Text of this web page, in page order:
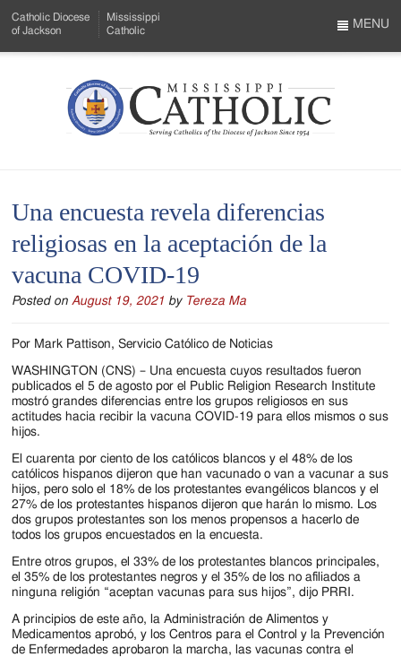
to
Menu
Content
Catholic Diocese
of Jackson
Mississippi
Catholic
Mississippi
Serving
Catholics
of
the
Diocese
of
Jackson
1954
MENU
Una encuesta revela diferencias
religiosas en la aceptación de la
vacuna COVID-19
Posted on August 19, 2021 by Tereza Ma
Por Mark Pattison, Servicio Católico de Noticias
WASHINGTON (CNS) – Una encuesta cuyos resultados fueron
publicados el 5 de agosto por el Public Religion Research Institute
mostró grandes diferencias entre los grupos religiosos en sus
actitudes hacia recibir la vacuna COVID-19 para ellos mismos o sus
hijos.
El cuarenta por ciento de los católicos blancos y el 48% de los
católicos hispanos dijeron que han vacunado o van a vacunar a sus
hijos, pero solo el 18% de los protestantes evangélicos blancos y el
27% de los protestantes hispanos dijeron que harán lo mismo. Los
dos grupos protestantes son los menos propensos a hacerlo de
todos los grupos encuestados en la encuesta.
Entre otros grupos, el 33% de los protestantes blancos principales,
el 35% de los protestantes negros y el 35% de los no afiliados a
ninguna religión “aceptan vacunas para sus hijos”, dijo PRRI.
A principios de este año, la Administración de Alimentos y
Medicamentos aprobó, y los Centros para el Control y la Prevención
de Enfermedades aprobaron la marcha, las vacunas contra el